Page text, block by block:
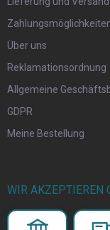
Über uns
Reklamationsordnung
Allgemeine
GDPR
Meine Bestellung
WIR AKZEPTIEREN